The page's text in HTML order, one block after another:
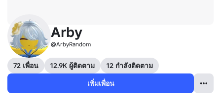
Arby
@ArbyRandom
72 เพื่อน 12.9K ผู้ติดตาม
12 กำลังติดตาม
เพิ่มเพื่อน